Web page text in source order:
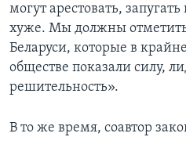
могут арестовать,
хуже. Мы должны
Беларуси, которые в
обществе показали силу,
решительность».
В то же время, соавтор